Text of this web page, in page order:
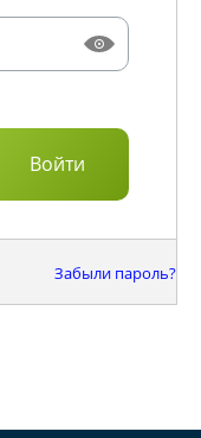
Забыли пароль?